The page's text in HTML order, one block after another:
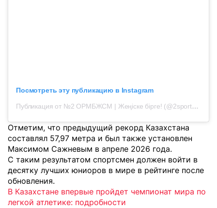
Посмотреть эту публикацию в Instagram
Публикация от №2 ОРМБЖСМ | Жеңіске бірге! (@2sportmektep)
Отметим, что предыдущий рекорд Казахстана
составлял 57,97 метра и был также установлен
Максимом Сажневым в апреле 2026 года.
С таким результатом спортсмен должен войти в
десятку лучших юниоров в мире в рейтинге после
обновления.
В Казахстане впервые пройдет чемпионат мира по
легкой атлетике: подробности